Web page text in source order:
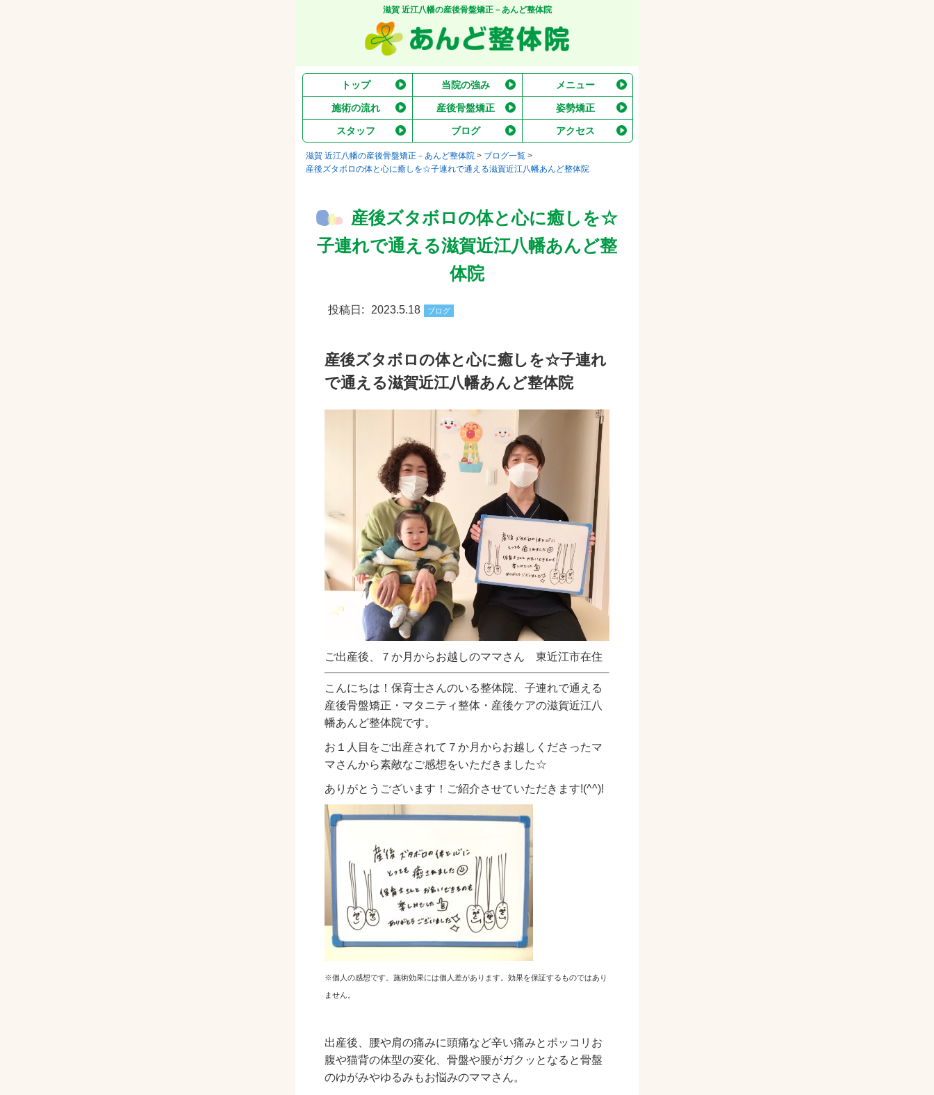
滋賀 近江八幡の産後骨盤矯正－あんど整体院
トップ 当院の強み メニュー
施術の流れ 産後骨盤矯正 姿勢矯正
スタッフ ブログ アクセス
滋賀 近江八幡の産後骨盤矯正－あんど整体院 > ブログ一覧 >
産後ズタボロの体と心に癒しを☆子連れで通える滋賀近江八幡あんど整体院
産後ズタボロの体と心に癒しを☆
子連れで通える滋賀近江八幡あんど整
体院
投稿日: 2023.5.18 ブログ
産後ズタボロの体と心に癒しを☆子連れ
で通える滋賀近江八幡あんど整体院
ご出産後、７か月からお越しのママさん 東近江市在住
こんにちは！保育士さんのいる整体院、子連れで通える
産後骨盤矯正・マタニティ整体・産後ケアの滋賀近江八
幡あんど整体院です。
お１人目をご出産されて７か月からお越しくださったマ
マさんから素敵なご感想をいただきました☆
ありがとうございます！ご紹介させていただきます!(^^)!
※個人の感想です。施術効果には個人差があります。効果を保証するものではあり
ません。
出産後、腰や肩の痛みに頭痛など辛い痛みとポッコリお
腹や猫背の体型の変化、骨盤や腰がガクッとなると骨盤
のゆがみやゆるみもお悩みのママさん。